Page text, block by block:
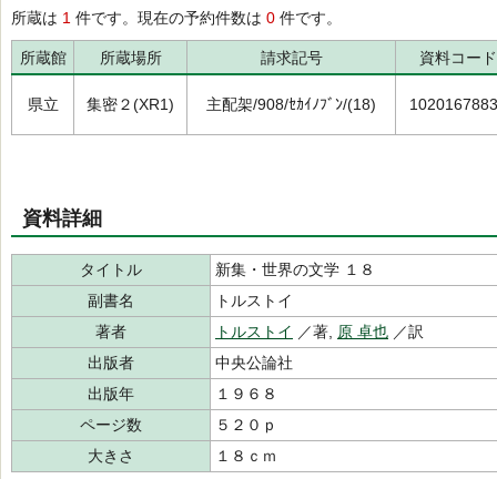
所蔵は 1 件です。現在の予約件数は 0 件です。
所蔵館 所蔵場所 請求記号 資料コード
県立 集密２(XR1) 主配架/908/ｾｶｲﾉﾌﾞﾝ/(18)
資料詳細
タイトル
新集・世界の文学 １８
副書名
トルストイ
著者
トルストイ ／著, 原 卓也 ／訳
出版者
中央公論社
出版年
１９６８
ページ数
５２０ｐ
大きさ
１８ｃｍ